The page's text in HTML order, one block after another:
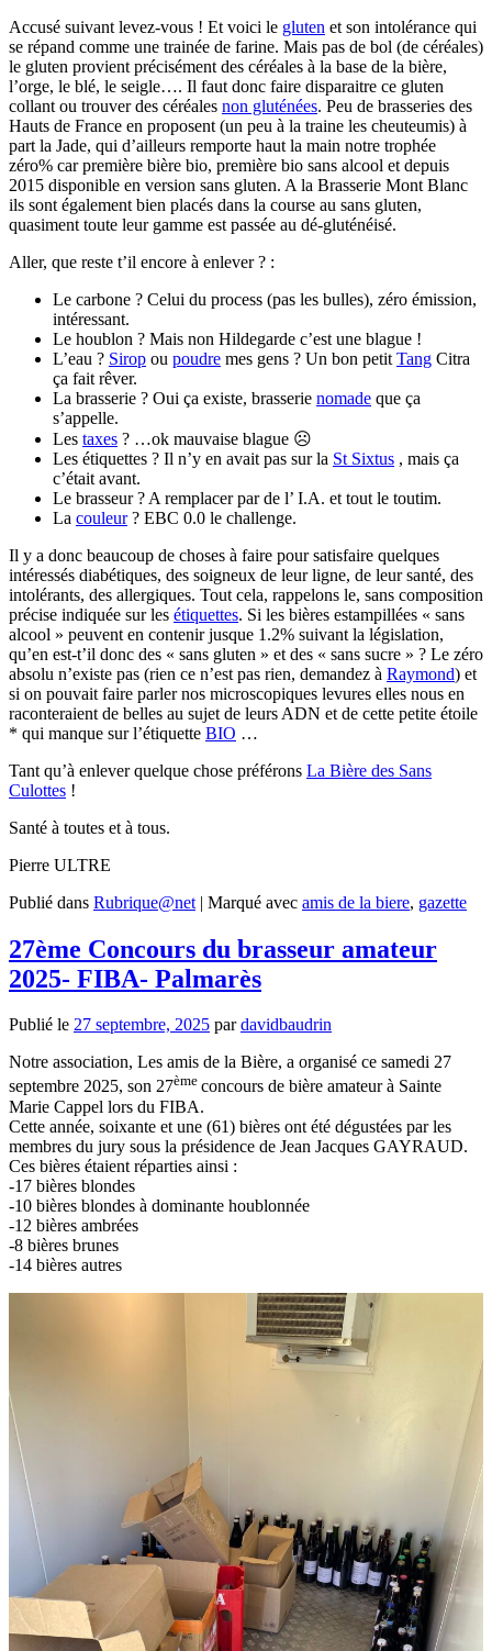
Accusé suivant levez-vous ! Et voici le gluten et son intolérance qui
se répand comme une trainée de farine. Mais pas de bol (de céréales)
le gluten provient précisément des céréales à la base de la bière,
l’orge, le blé, le seigle…. Il faut donc faire disparaitre ce gluten
collant ou trouver des céréales non gluténées. Peu de brasseries des
Hauts de France en proposent (un peu à la traine les cheuteumis) à
part la Jade, qui d’ailleurs remporte haut la main notre trophée
zéro% car première bière bio, première bio sans alcool et depuis
2015 disponible en version sans gluten. A la Brasserie Mont Blanc
ils sont également bien placés dans la course au sans gluten,
quasiment toute leur gamme est passée au dé-gluténéisé.
Aller, que reste t’il encore à enlever ? :
Le carbone ? Celui du process (pas les bulles), zéro émission,
intéressant.
Le houblon ? Mais non Hildegarde c’est une blague !
L’eau ? Sirop ou poudre mes gens ? Un bon petit Tang Citra
ça fait rêver.
La brasserie ? Oui ça existe, brasserie nomade que ça
s’appelle.
Les taxes ? …ok mauvaise blague ☹
Les étiquettes ? Il n’y en avait pas sur la St Sixtus , mais ça
c’était avant.
Le brasseur ? A remplacer par de l’ I.A. et tout le toutim.
La couleur? EBC 0.0 le challenge.
Il y a donc beaucoup de choses à faire pour satisfaire quelques
intéressés diabétiques, des soigneux de leur ligne, de leur santé, des
intolérants, des allergiques. Tout cela, rappelons le, sans composition
précise indiquée sur les étiquettes. Si les bières estampillées « sans
alcool » peuvent en contenir jusque 1.2% suivant la législation,
qu’en est-t’il donc des « sans gluten » et des « sans sucre » ? Le zéro
absolu n’existe pas (rien ce n’est pas rien, demandez à Raymond) et
si on pouvait faire parler nos microscopiques levures elles nous en
raconteraient de belles au sujet de leurs ADN et de cette petite étoile
* qui manque sur l’étiquette BIO …
Tant qu’à enlever quelque chose préférons La Bière des Sans
Culottes !
Santé à toutes et à tous.
Pierre ULTRE
Publié dans Rubrique@net | Marqué avec amis de la biere, gazette
27ème Concours du brasseur amateur
2025- FIBA- Palmarès
Publié le 27 septembre, 2025 pardavidbaudrin
Notre association, Les amis de la Bière, a organisé ce samedi 27
septembre 2025, son 27ème concours de bière amateur à Sainte
Marie Cappel lors du FIBA.
Cette année, soixante et une (61) bières ont été dégustées par les
membres du jury sous la présidence de Jean Jacques GAYRAUD.
Ces bières étaient réparties ainsi :
-17 bières blondes
-10 bières blondes à dominante houblonnée
-12 bières ambrées
-8 bières brunes
-14 bières autres